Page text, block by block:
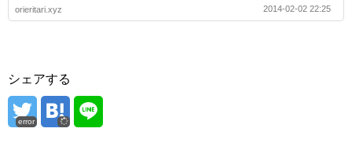
orieritari.xyz 2014-02-02 22:25
シェアする
error